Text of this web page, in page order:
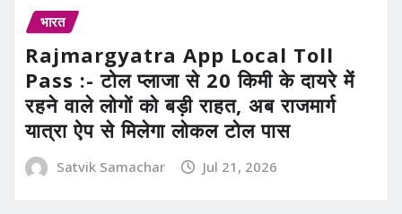
भारत
Rajmargyatra App Local Toll
Pass :- टोल प्लाजा से 20 किमी के दायरे में
रहने वाले लोगों को बड़ी राहत, अब राजमार्ग
यात्रा ऐप से मिलेगा लोकल टोल पास
Satvik Samachar Jul 21, 2026